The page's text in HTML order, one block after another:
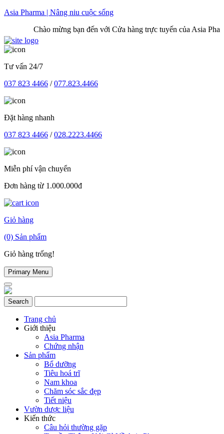
Skip
Asia Pharma | Nâng niu cuộc sống
Chào mừng bạn đến với Cửa hàng trực tuyến của Asia Pharma
Tư vấn 24/7
037 823 4466 /077.823.4466
Đặt hàng nhanh
037 823 4466 /028.2223.4466
Miễn phí vận chuyển
Đơn hàng từ 1.000.000đ
Giỏ hàng
(0) Sản phẩm
Giỏ hàng trống!
Primary Menu
Trang chủ
Giới thiệu
Asia Pharma
Chứng nhận
Sản phẩm
Bổ dưỡng
Tiêu hoá trĩ
Nam khoa
Chăm sóc sắc đẹp
Tiết niệu
Vườn dược liệu
Kiến thức
Câu hỏi thường gặp